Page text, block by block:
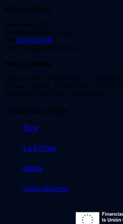
Video Instan
Viladomat, 239
Barcelona 08029. España.
Tel: 93 453 00 00
Email: info@videoinstan.net
Horario tienda
Lunes a jueves: 10:30-14:00 / 17:00-20:00
Viernes y sábado: 10:30-14:00 / 17:00-21:00
Domingo: 11:00-15:00 / 16:00-20:00
Conócenos mejor
Blog
La Revista
Media
Sobre nosotros